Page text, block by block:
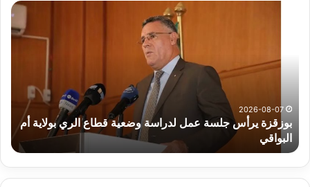
لدراسة
الري
بولاية
البواقي
2026-08-07
بوزقزة يرأس جلسة عمل لدراسة وضعية قطاع الري بولاية أم
البواقي